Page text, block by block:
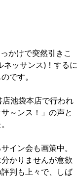
かけで突然引きこ
ネッサンス)！するに
です。
池袋本店で行われ
～ンス！」の声と
イン会も画策中。
かりませんが意欲
判も上々で、しば